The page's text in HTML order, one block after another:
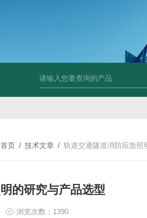
首页 / 技术文章 / 轨道交通隧道消防应急照
的研究与产品选型
浏览次数：1390